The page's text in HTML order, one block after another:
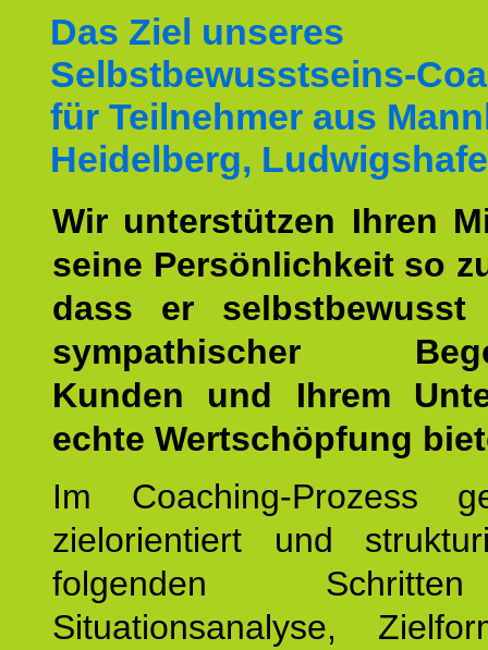
Das Ziel unseres
Selbstbewusstseins-
für Teilnehmer aus
Heidelberg,
Wir unterstützen Ihren
seine Persönlichkeit so
dass er
sympathischer
Kunden und Ihrem
echte Wertschöpfung
Im Coaching-Prozess
zielorientiert und
folgenden
Situationsanalyse,